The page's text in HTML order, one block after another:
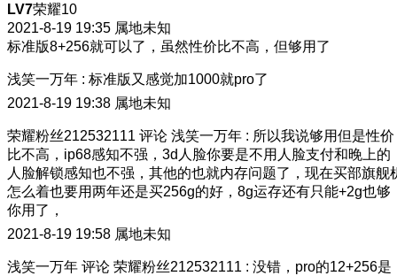
LV7荣耀10
2021-8-19 19:35 属地未知
标准版8+256就可以了，虽然性价比不高，但够用了
浅笑一万年 : 标准版又感觉加1000就pro了
2021-8-19 19:38 属地未知
荣耀粉丝212532111 评论 浅笑一万年 : 所以我说够用但是性价
比不高，ip68感知不强，3d人脸你要是不用人脸支付和晚上的
人脸解锁感知也不强，其他的也就内存问题了，现在买部旗舰
怎么着也要用两年还是买256g的好，8g运存还有只能+2g也够
你用了，
2021-8-19 19:58 属地未知
浅笑一万年 评论 荣耀粉丝212532111 : 没错，pro的12+256是